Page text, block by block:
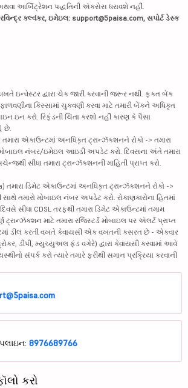
અથવા આર્બિટ્રેશન પદ્ધતિની ઍક્સેસ ધરાવશે નહીં.
કલ્વંકર, ઇમેઇલ: support@5paisa.com, સપોર્ટ ડેસ્ક
ઇન્વેસ્ટર દ્વારા ચેક જારી કરવાની જરૂર નથી. ફક્ત બેંક
કિસ્સામાં ચુકવણી કરવા માટે તમારી બેંકને અધિકૃત
ઇન કરો. રિફંડની ચિંતા કરશો નહીં કારણ કે પૈસા
છે.
એકાઉન્ટમાં અનધિકૃત ટ્રાન્ઝૅક્શનને રોકો -> તમારા
મોબાઇલ નંબર/ઇમેઇલ આઇડી અપડેટ કરો. દિવસના અંતે તમારા
સીધા તમારા ટ્રાન્ઝૅક્શનની માહિતી પ્રાપ્ત કરો.
તમારા ડિમેટ એકાઉન્ટમાં અનધિકૃત ટ્રાન્ઝૅક્શનને રોકો ->
સાથે તમારો મોબાઇલ નંબર અપડેટ કરો. રોકાણકારોના હિતમાં
સીધા CDSL તરફથી તમારા ડિમેટ એકાઉન્ટમાં તમામ
માટે તમારા રજિસ્ટર્ડ મોબાઇલ પર ઍલર્ટ પ્રાપ્ત
ડીલ કરતી વખતે કેવાયસી એક વખતની કસરત છે - એકવાર
ડીપી, મ્યુચ્યુઅલ ફંડ વગેરે) દ્વારા કેવાયસી કરવામાં આવે
સંપર્ક કરો ત્યારે તમારે ફરીથી સમાન પ્રક્રિયા કરવાની
8976689766
કરો